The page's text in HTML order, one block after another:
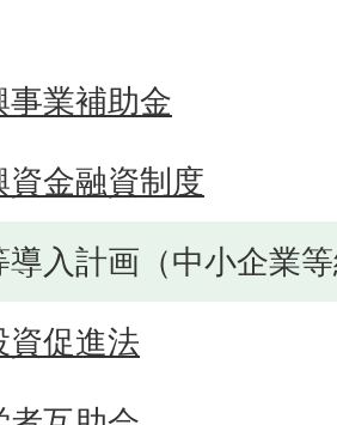
業補助金
金融資制度
導入計画（中小企業
資促進法